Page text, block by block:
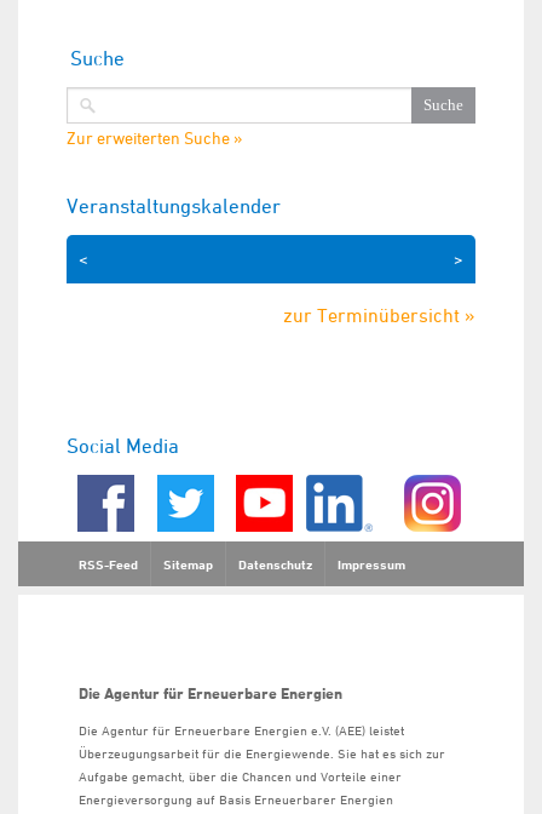
Suche
Zur erweiterten Suche »
Veranstaltungskalender
>
<
zur Terminübersicht »
Social Media
RSS-Feed Sitemap Datenschutz Impressum
Die Agentur für Erneuerbare Energien
Die Agentur für Erneuerbare Energien e.V. (AEE) leistet
Überzeugungsarbeit für die Energiewende. Sie hat es sich zur
Aufgabe gemacht, über die Chancen und Vorteile einer
Energieversorgung auf Basis Erneuerbarer Energien